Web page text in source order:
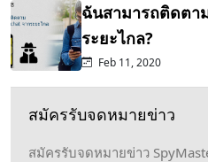
ฉันสามารถติดตา
ระยะไกล?
Feb 11, 2020
สมัครรับจดหมายข่าว
สมัครรับจดหมายข่าว